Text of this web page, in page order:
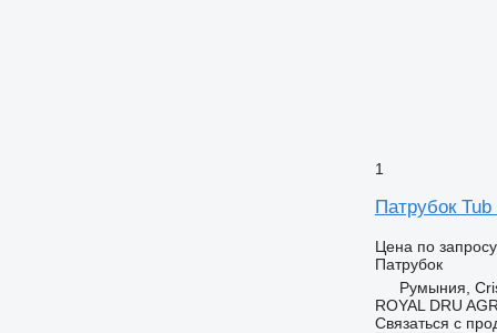
1
Патрубок
Цена по запросу
Патрубок
Румыния,
ROYAL DRU
Связаться с